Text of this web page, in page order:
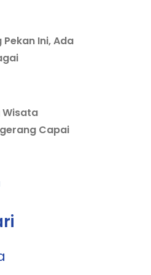
Ini, Ada
Wisata
Capai